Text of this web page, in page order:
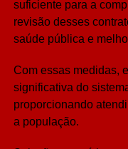
suficiente para a
revisão desses
saúde pública e
Com essas medidas,
significativa do
proporcionando
a população.